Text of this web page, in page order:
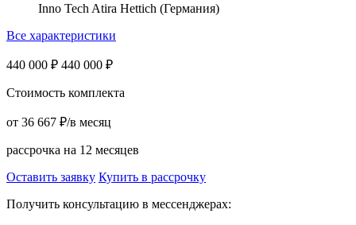
Inno Tech Atira Hettich (Германия)
Все характеристики
440 000 ₽ 440 000 ₽
Стоимость комплекта
от 36 667 ₽/в месяц
рассрочка на 12 месяцев
Оставить заявку Купить в рассрочку
Получить консультацию в мессенджерах: